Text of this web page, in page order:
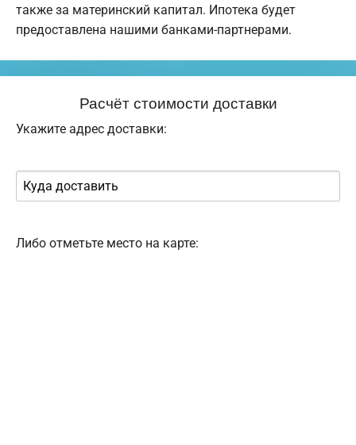
также за материнский капитал. Ипотека будет
предоставлена нашими банками-партнерами.
Расчёт стоимости доставки
Укажите адрес доставки:
Либо отметьте место на карте: